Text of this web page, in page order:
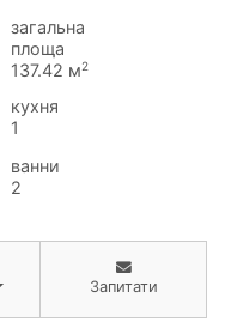
загальна
площа
137.42 м2
кухня
1
ванни
2
Запитати